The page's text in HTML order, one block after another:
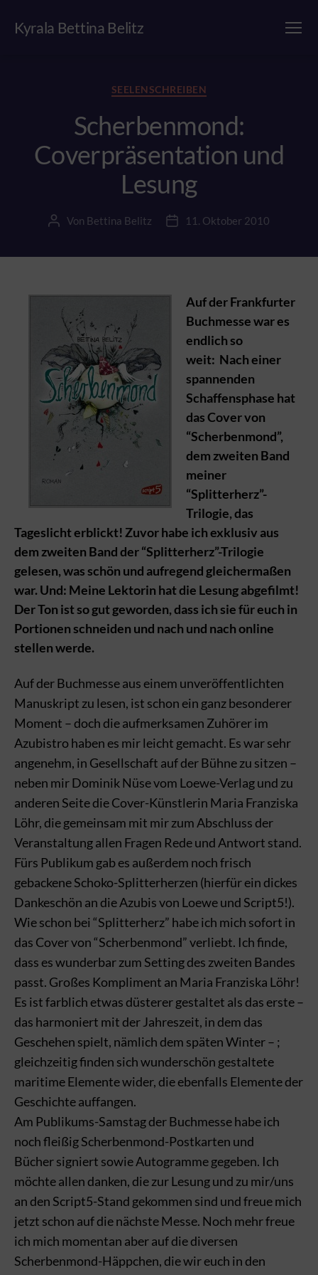
Kyrala Bettina Belitz
Kategorien
SEELENSCHREIBEN
Scherbenmond:
Coverpräsentation und
Lesung
Beitragsautor
Von Bettina Belitz Beitragsdatum
11. Oktober 2010
Auf der Frankfurter
Buchmesse war es
endlich so
weit: Nach einer
spannenden
Schaffensphase hat
das Cover von
“Scherbenmond”,
dem zweiten Band
meiner
“Splitterherz”-
Trilogie, das
Tageslicht erblickt! Zuvor habe ich exklusiv aus
dem zweiten Band der “Splitterherz”-Trilogie
gelesen, was schön und aufregend gleichermaßen
war. Und: Meine Lektorin hat die Lesung abgefilmt!
Der Ton ist so gut geworden, dass ich sie für euch in
Portionen schneiden und nach und nach online
stellen werde.
Auf der Buchmesse aus einem unveröffentlichten
Manuskript zu lesen, ist schon ein ganz besonderer
Moment – doch die aufmerksamen Zuhörer im
Azubistro haben es mir leicht gemacht. Es war sehr
angenehm, in Gesellschaft auf der Bühne zu sitzen –
neben mir Dominik Nüse vom Loewe-Verlag und zu
anderen Seite die Cover-Künstlerin Maria Franziska
Löhr, die gemeinsam mit mir zum Abschluss der
Veranstaltung allen Fragen Rede und Antwort stand.
Fürs Publikum gab es außerdem noch frisch
gebackene Schoko-Splitterherzen (hierfür ein dickes
Dankeschön an die Azubis von Loewe und Script5!).
Wie schon bei “Splitterherz” habe ich mich sofort in
das Cover von “Scherbenmond” verliebt. Ich finde,
dass es wunderbar zum Setting des zweiten Bandes
passt. Großes Kompliment an Maria Franziska Löhr!
Es ist farblich etwas düsterer gestaltet als das erste –
das harmoniert mit der Jahreszeit, in dem das
Geschehen spielt, nämlich dem späten Winter – ;
gleichzeitig finden sich wunderschön gestaltete
maritime Elemente wider, die ebenfalls Elemente der
Geschichte auffangen.
Am Publikums-Samstag der Buchmesse habe ich
noch fleißig Scherbenmond-Postkarten und
Bücher signiert sowie Autogramme gegeben. Ich
möchte allen danken, die zur Lesung und zu mir/uns
an den Script5-Stand gekommen sind und freue mich
jetzt schon auf die nächste Messe. Noch mehr freue
ich mich momentan aber auf die diversen
Scherbenmond-Häppchen, die wir euch in den